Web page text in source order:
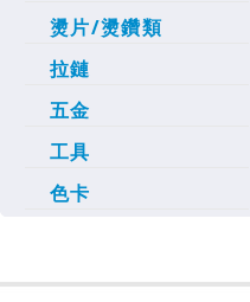
燙片/燙鑽類
拉鏈
五金
工具
色卡